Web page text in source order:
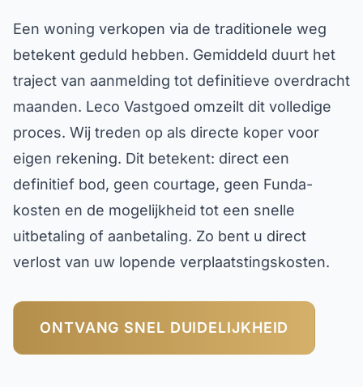
Een woning verkopen via de traditionele weg
betekent geduld hebben. Gemiddeld duurt het
traject van aanmelding tot definitieve overdracht
maanden. Leco Vastgoed omzeilt dit volledige
proces. Wij treden op als directe koper voor
eigen rekening. Dit betekent: direct een
definitief bod, geen courtage, geen Funda-
kosten en de mogelijkheid tot een snelle
uitbetaling of aanbetaling. Zo bent u direct
verlost van uw lopende verplaatstingskosten.
ONTVANG SNEL DUIDELIJKHEID